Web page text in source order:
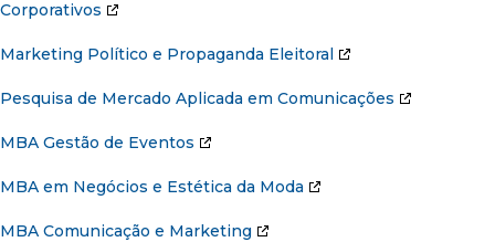
Corporativos
Marketing Político e Propaganda Eleitoral
Pesquisa de Mercado Aplicada em Comunicações
MBA Gestão de Eventos
MBA em Negócios e Estética da Moda
MBA Comunicação e Marketing